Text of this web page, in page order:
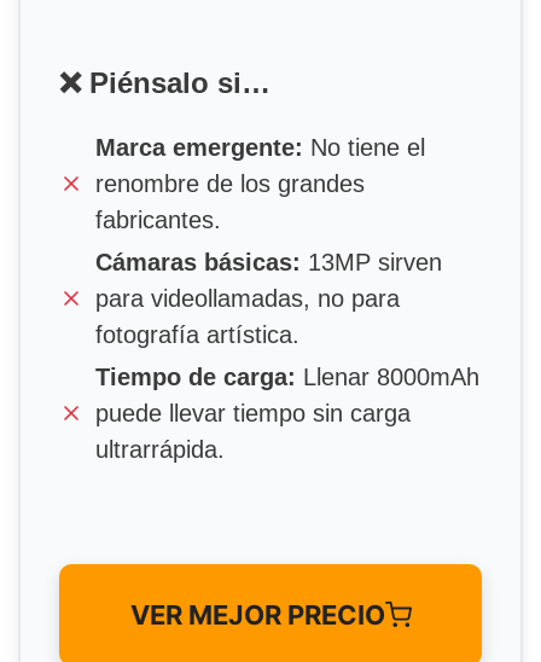
❌ Piénsalo si…
Marca emergente: No tiene el
renombre de los grandes
fabricantes.
Cámaras básicas: 13MP sirven
para videollamadas, no para
fotografía artística.
Tiempo de carga: Llenar 8000mAh
puede llevar tiempo sin carga
ultrarrápida.
VER MEJOR PRECIO